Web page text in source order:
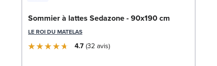
Sommier à lattes Sedazone - 90x190 cm
LE ROI DU MATELAS
4.7 32avis